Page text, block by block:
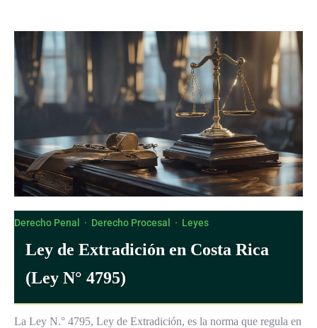
Derecho Penal · Derecho Procesal · Leyes
Ley de Extradición en Costa Rica
(Ley N° 4795)
La Ley N.° 4795, Ley de Extradición, es la norma que regula en